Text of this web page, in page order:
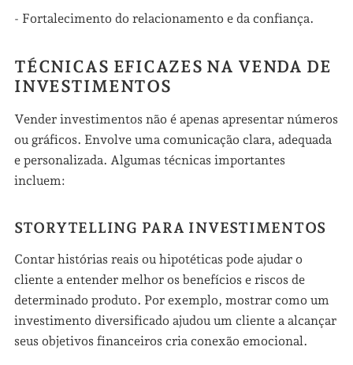
- Fortalecimento do relacionamento e da confiança.
TÉCNICAS EFICAZES NA VENDA DE
INVESTIMENTOS
Vender investimentos não é apenas apresentar números
ou gráficos. Envolve uma comunicação clara, adequada
e personalizada. Algumas técnicas importantes
incluem:
STORYTELLING PARA INVESTIMENTOS
Contar histórias reais ou hipotéticas pode ajudar o
cliente a entender melhor os benefícios e riscos de
determinado produto. Por exemplo, mostrar como um
investimento diversificado ajudou um cliente a alcançar
seus objetivos financeiros cria conexão emocional.